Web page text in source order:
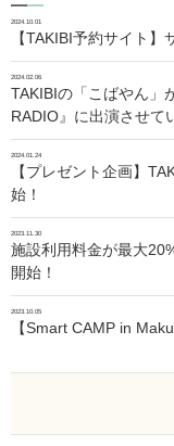
2024.10.01
【TAKIBI予約サイト
2024.02.06
TAKIBIの「こばやん」
RADIO』に出演させて
2024.01.24
【プレゼント企画】
始！
2023.11.30
施設利用料金が最大
開始！
2023.10.05
【Smart CAMP in